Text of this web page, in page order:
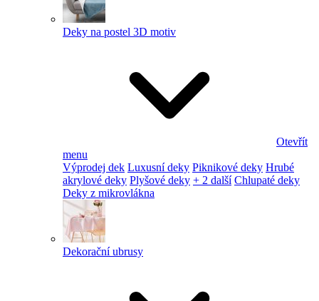
Deky na postel 3D motiv
Otevřít
menu
Výprodej dek Luxusní deky Piknikové deky Hrubé
akrylové deky Plyšové deky + 2 další Chlupaté deky
Deky z mikrovlákna
Dekorační ubrusy